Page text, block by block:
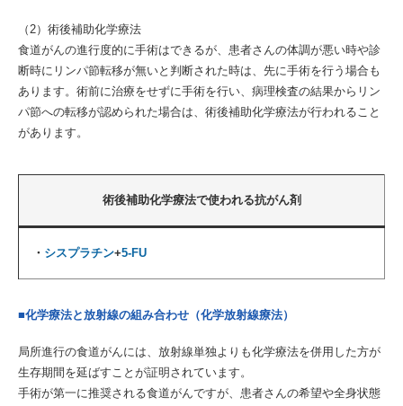
（2）術後補助化学療法
食道がんの進行度的に手術はできるが、患者さんの体調が悪い時や診
断時にリンパ節転移が無いと判断された時は、先に手術を行う場合も
あります。術前に治療をせずに手術を行い、病理検査の結果からリン
パ節への転移が認められた場合は、術後補助化学療法が行われること
があります。
術後補助化学療法で使われる抗がん剤
・ シスプラチン+5-FU
■化学療法と放射線の組み合わせ（化学放射線療法）
局所進行の食道がんには、放射線単独よりも化学療法を併用した方が
生存期間を延ばすことが証明されています。
手術が第一に推奨される食道がんですが、患者さんの希望や全身状態